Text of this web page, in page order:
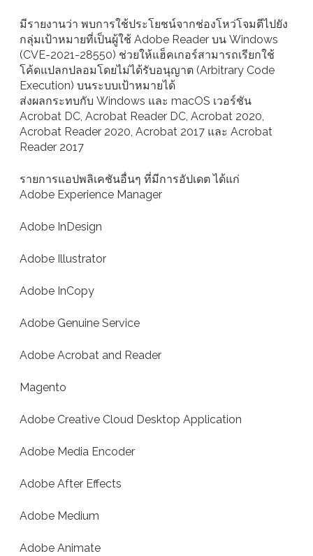
มีรายงานว่า พบการใช้ประโยชน์จากช่องโหว่โจมตีไปยัง
กลุ่มเป้าหมายที่เป็นผู้ใช้ Adobe Reader บน Windows
(CVE-2021-28550) ช่วยให้แฮ็คเกอร์สามารถเรียกใช้
โค้ดแปลกปลอมโดยไม่ได้รับอนุญาต (Arbitrary Code
Execution) บนระบบเป้าหมายได้
ส่งผลกระทบกับ Windows และ macOS เวอร์ชัน
Acrobat DC, Acrobat Reader DC, Acrobat 2020,
Acrobat Reader 2020, Acrobat 2017 และ Acrobat
Reader 2017
รายการแอปพลิเคชันอื่นๆ ที่มีการอัปเดต ได้แก่
Adobe Experience Manager
Adobe InDesign
Adobe Illustrator
Adobe InCopy
Adobe Genuine Service
Adobe Acrobat and Reader
Magento
Adobe Creative Cloud Desktop Application
Adobe Media Encoder
Adobe After Effects
Adobe Medium
Adobe Animate